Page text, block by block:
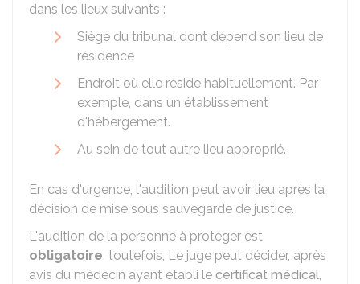
dans les lieux suivants :
Siège du tribunal dont dépend son lieu de
résidence
Endroit où elle réside habituellement. Par
exemple, dans un établissement
d'hébergement.
Au sein de tout autre lieu approprié.
En cas d'urgence, l'audition peut avoir lieu après la
décision de mise sous sauvegarde de justice.
L'audition de la personne à protéger est
obligatoire. toutefois, Le juge peut décider, après
avis du médecin ayant établi le certificat médical,